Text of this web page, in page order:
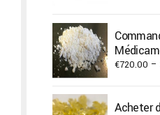
€720.00 –
Acheter